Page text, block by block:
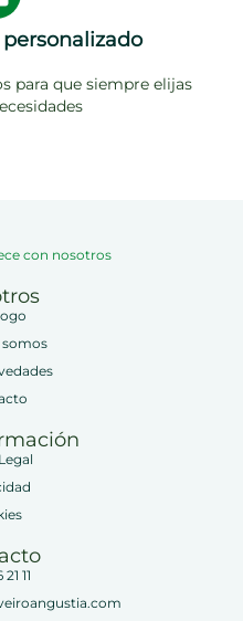
para que siempre elijas
con nosotros
somos
11